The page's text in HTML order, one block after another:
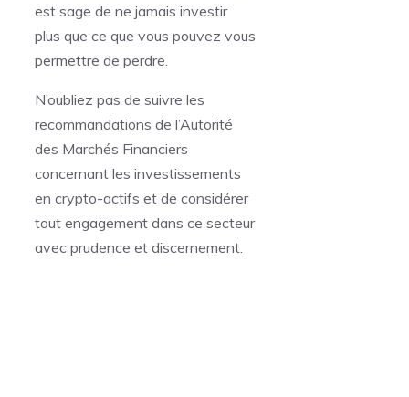
est sage de ne jamais investir
plus que ce que vous pouvez vous
permettre de perdre.
N’oubliez pas de suivre les
recommandations de l’Autorité
des Marchés Financiers
concernant les investissements
en crypto-actifs et de considérer
tout engagement dans ce secteur
avec prudence et discernement.